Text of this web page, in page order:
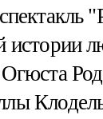
истории